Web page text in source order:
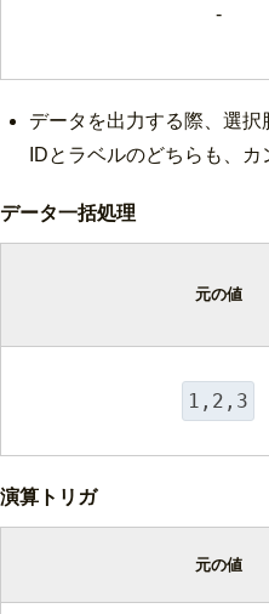
-
データを出力する際、選
IDとラベルのどちらも、
データ一括処理
元の値
1,2,3
演算トリガ
元の値